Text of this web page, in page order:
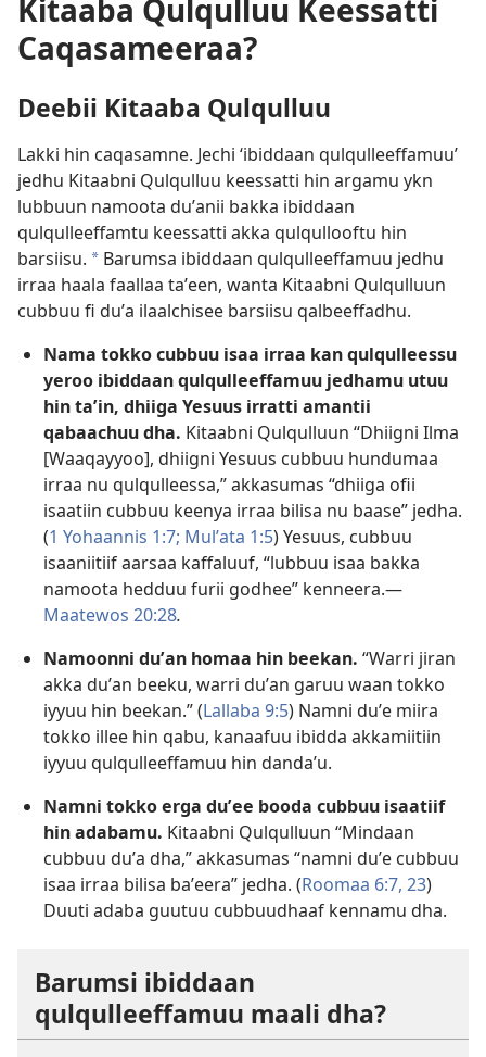
Kitaaba Qulqulluu Keessatti
Caqasameeraa?
Deebii Kitaaba Qulqulluu
Lakki hin caqasamne. Jechi ‘ibiddaan qulqulleeffamuu’
jedhu Kitaabni Qulqulluu keessatti hin argamu ykn
lubbuun namoota duʼanii bakka ibiddaan
qulqulleeffamtu keessatti akka qulqullooftu hin
barsiisu. a Barumsa ibiddaan qulqulleeffamuu jedhu
irraa haala faallaa taʼeen, wanta Kitaabni Qulqulluun
cubbuu fi duʼa ilaalchisee barsiisu qalbeeffadhu.
Nama tokko cubbuu isaa irraa kan qulqulleessu
yeroo ibiddaan qulqulleeffamuu jedhamu utuu
hin taʼin, dhiiga Yesuus irratti amantii
qabaachuu dha. Kitaabni Qulqulluun “Dhiigni Ilma
[Waaqayyoo], dhiigni Yesuus cubbuu hundumaa
irraa nu qulqulleessa,” akkasumas “dhiiga ofii
isaatiin cubbuu keenya irraa bilisa nu baase” jedha.
(1 Yohaannis 1:7; Mulʼata 1:5) Yesuus, cubbuu
isaaniitiif aarsaa kaffaluuf, “lubbuu isaa bakka
namoota hedduu furii godhee” kenneera.—
Maatewos 20:28.
Namoonni duʼan homaa hin beekan. “Warri jiran
akka duʼan beeku, warri duʼan garuu waan tokko
iyyuu hin beekan.” (Lallaba 9:5) Namni duʼe miira
tokko illee hin qabu, kanaafuu ibidda akkamiitiin
iyyuu qulqulleeffamuu hin dandaʼu.
Namni tokko erga duʼee booda cubbuu isaatiif
hin adabamu. Kitaabni Qulqulluun “Mindaan
cubbuu duʼa dha,” akkasumas “namni duʼe cubbuu
isaa irraa bilisa baʼeera” jedha. (Roomaa 6:7, 23)
Duuti adaba guutuu cubbuudhaaf kennamu dha.
Barumsi ibiddaan
qulqulleeffamuu maali dha?